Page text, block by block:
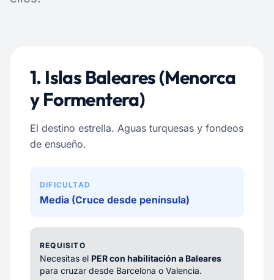
1. Islas Baleares (Menorca
y Formentera)
El destino estrella. Aguas turquesas y fondeos
de ensueño.
DIFICULTAD
Media (Cruce desde península)
REQUISITO
Necesitas el PER con habilitación a Baleares
para cruzar desde Barcelona o Valencia.